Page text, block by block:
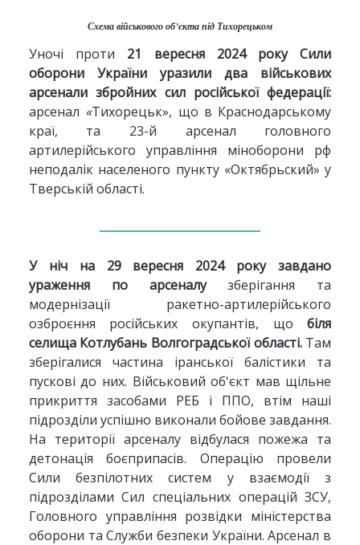
Схема військового об’єкта під Тихорецьком
Уночі проти 21 вересня 2024 року
Сили
оборони України уразили два військових
арсенали збройних сил російської федерації:
арсенал «Тихорецьк», що в Краснодарському
краї, та 23-й арсенал головного
артилерійського управління міноборони рф
неподалік населеного пункту «Октябрьский» у
Тверській області.
У ніч на 29 вересня 2024 року завдано
ураження по арсеналузберігання та
модернізації ракетно-артилерійського
озброєння російських окупантів, щобіля
селища Котлубань Волгоградської області.Там
зберігалися частина іранської балістики та
пускові до них. Військовий об'єкт мав щільне
прикриття засобами РЕБ і ППО, втім наші
підрозділи успішно виконали бойове завдання.
На території арсеналу відбулася пожежа та
детонація боєприпасів. Операцію провели
Сили безпілотних систем у взаємодії з
підрозділами Сил спеціальних операцій ЗСУ,
Головного управління розвідки міністерства
оборони та Служби безпеки України. Арсенал в